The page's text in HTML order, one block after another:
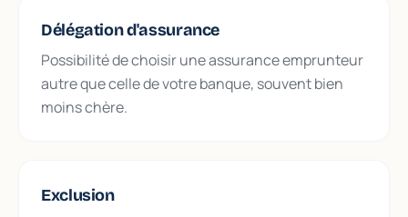
Délégation d'assurance
Possibilité de choisir une assurance emprunteur
autre que celle de votre banque, souvent bien
moins chère.
Exclusion